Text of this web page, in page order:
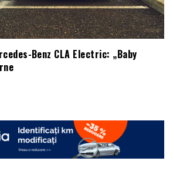
Benz CLA Electric: „Baby